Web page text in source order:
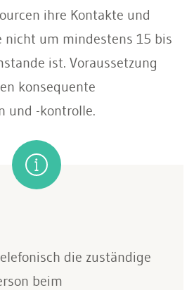
ihre Kontakte und
nicht um mindestens 15 bis
ist. Voraussetzung
konsequente
und -kontrolle.
die zuständige
beim